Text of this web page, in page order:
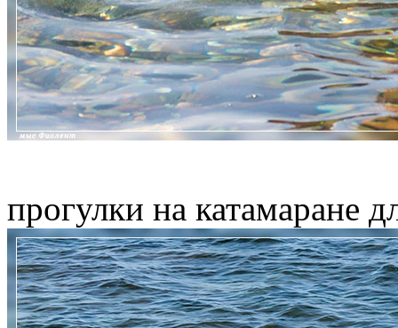
прогулки на катамаране